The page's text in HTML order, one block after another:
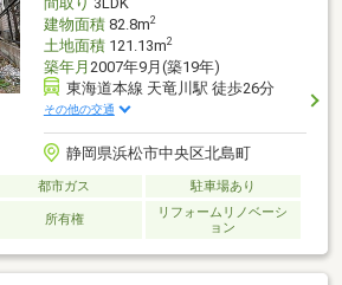
建物面積82.8m2
土地面積121.13m2
築年月 2007年9月(築19年)
東海道本線 天竜川駅 徒歩26分
その他の交通
静岡県浜松市中央区北島町
都市ガス 駐車場あり
所有権
リフォームリノベーシ
ョン